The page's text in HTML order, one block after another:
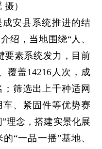
）
安县系统推进的结
绍，当地围绕“人、
要素系统发力，目前
覆盖14216人次，成
筛选出上千种适网
、紧固件等优势赛
理念，搭建实景化展
“一品一播”基地、